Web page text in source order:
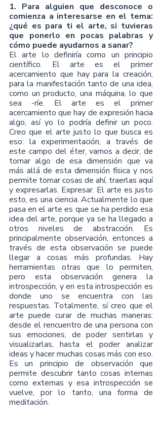
1. Para alguien que desconoce o
comienza a interesarse en el tema:
¿qué es para ti el arte, si tuvieras
que ponerlo en pocas palabras y
cómo puede ayudarnos a sanar?
El arte lo definiría como un principio
científico. El arte es el primer
acercamiento que hay para la creación,
para la manifestación tanto de una idea,
como un producto, una máquina, lo que
sea -ríe. El arte es el primer
acercamiento que hay de expresión hacia
algo, así yo lo podría definir un poco.
Creo que el arte justo lo que busca es
eso: la experimentación, a través de
este campo del éter, vamos a decir, de
tomar algo de esa dimensión que va
más allá de esta dimensión física y nos
permite tomar cosas de ahí, traerlas aquí
y expresarlas. Expresar. El arte es justo
esto, es una ciencia. Actualmente lo que
pasa en el arte es que se ha perdido esa
idea del arte, porque ya se ha llegado a
otros niveles de abstracción. Es
principalmente observación, entonces a
través de esta observación se puede
llegar a cosas más profundas. Hay
herramientas otras que lo permiten,
pero esta observación genera la
introspección, y en esta introspección es
donde uno se encuentra con las
respuestas. Totalmente, sí creo que el
arte puede curar de muchas maneras:
desde el rencuentro de una persona con
sus emociones, de poder sentirlas y
visualizarlas, hasta el poder analizar
ideas y hacer muchas cosas más con eso.
Es un principio de observación que
permite descubrir tanto cosas internas
como externas y esa introspección se
vuelve, por lo tanto, una forma de
meditación.